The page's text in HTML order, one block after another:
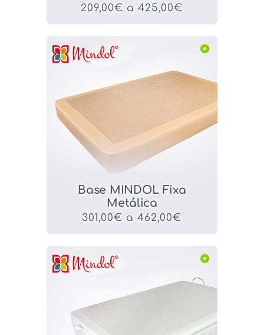
209,00€ a 425,00€
Base MINDOL Fixa
Metálica
301,00€ a 462,00€